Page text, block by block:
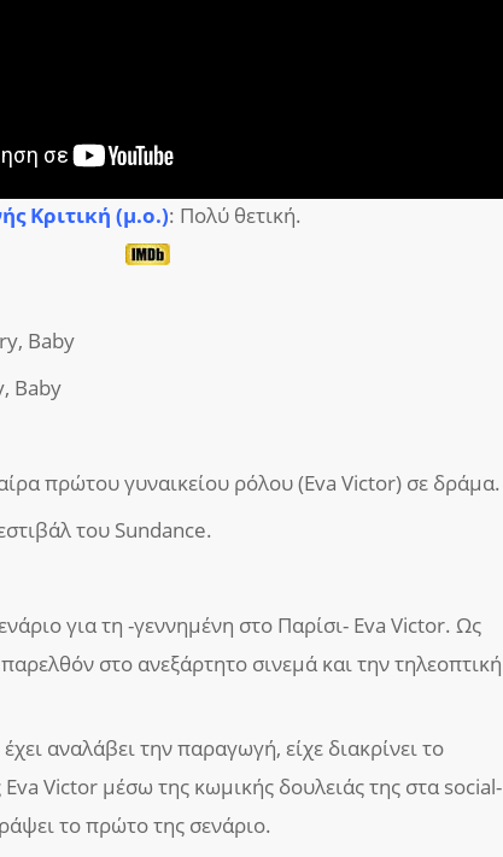
Κριτική (μ.ο.): Πολύ θετική.
Baby
Baby
πρώτου γυναικείου ρόλου (Eva Victor) σε δράμα.
του Sundance.
για τη -γεννημένη στο Παρίσι- Eva Victor. Ως
στο ανεξάρτητο σινεμά και την τηλεοπτική
αναλάβει την παραγωγή, είχε διακρίνει το
Eva Victor μέσω της κωμικής δουλειάς της στα social-
το πρώτο της σενάριο.